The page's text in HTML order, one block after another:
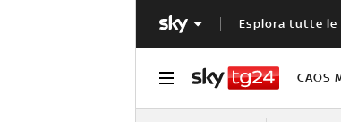
Esplora tutte le
CAOS